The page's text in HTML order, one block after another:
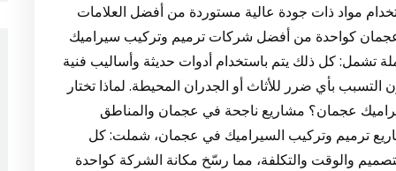
مواد ذات جودة عالية مستوردة من أفضل العلامات
عجمان كواحدة من أفضل شركات ترميم وتركيب سيراميك
تشمل: كل ذلك يتم باستخدام أدوات حديثة وأساليب فنية
بأي ضرر للأثاث أو الجدران المحيطة. لماذا تختار
عجمان؟ مشاريع ناجحة في عجمان والمناطق
ترميم وتركيب السيراميك في عجمان، شملت: كل
والوقت والتكلفة، مما رسّخ مكانة الشركة كواحدة